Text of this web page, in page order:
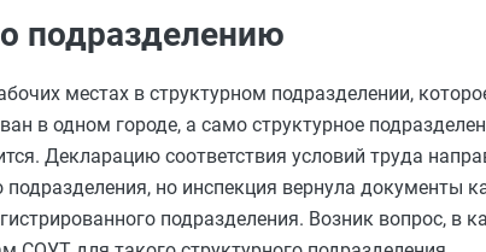
подразделению
местах в структурном подразделении,
в одном городе, а само структурное
Декларацию соответствия условий труда
но инспекция вернула документы
подразделения. Возник вопрос, в